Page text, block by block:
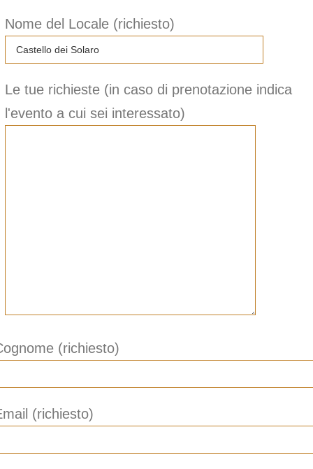
Nome del Locale (richiesto)
Le tue richieste (in caso di prenotazione indica
l'evento a cui sei interessato)
(richiesto)
(richiesto)